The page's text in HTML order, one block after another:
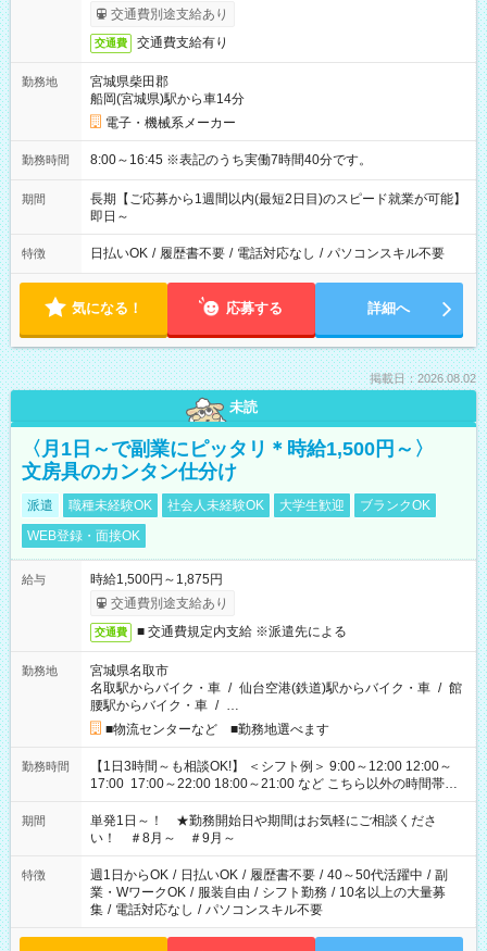
交通費別途支給あり
交通費 交通費支給有り
勤務地
宮城県柴田郡
船岡(宮城県)駅から車14分
電子・機械系メーカー
勤務時間 8:00～16:45 ※表記のうち実働7時間40分です。
期間
長期【ご応募から1週間以内(最短2日目)のスピード就業が可能】
即日～
特徴 日払いOK / 履歴書不要 / 電話対応なし / パソコンスキル不要
気になる！ 応募する 詳細へ
掲載日：2026.08.02
未読
〈月1日～で副業にピッタリ＊時給1,500円～〉
文房具のカンタン仕分け
派遣 職種未経験OK 社会人未経験OK 大学生歓迎
ブランクOK
WEB登録・面接OK
給与
時給1,500円～1,875円
交通費別途支給あり
交通費 ■ 交通費規定内支給 ※派遣先による
勤務地
宮城県名取市
名取駅からバイク・車 / 仙台空港(鉄道)駅からバイク・車 / 館
腰駅からバイク・車 / …
■物流センターなど ■勤務地選べます
勤務時間
【1日3時間～も相談OK!】 ＜シフト例＞ 9:00～12:00 12:00～
17:00 17:00～22:00 18:00～21:00 など こちら以外の時間帯も
お気軽にご相談ください！
期間
単発1日～！ ★勤務開始日や期間はお気軽にご相談くださ
い！ ＃8月～ ＃9月～
特徴 週1日からOK / 日払いOK / 履歴書不要 / 40～50代活躍中 / 副
業・WワークOK / 服装自由 / シフト勤務 / 10名以上の大量募
集 / 電話対応なし / パソコンスキル不要